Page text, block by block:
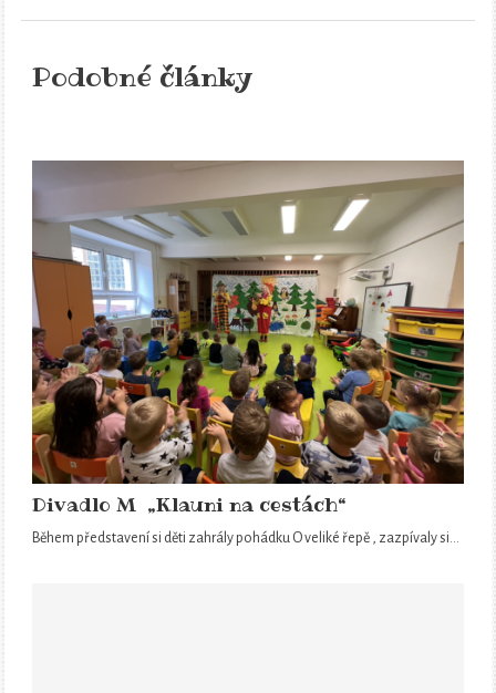
Podobné články
Divadlo M „Klauni na cestách“
Během představení si děti zahrály pohádku O veliké řepě , zazpívaly si…